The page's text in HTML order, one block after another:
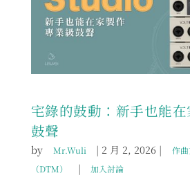
宅錄的鼓動：新手也能
鼓聲
by Mr.Wuli | 2 月 2, 2026 | 作
（DTM）
| 加入討論